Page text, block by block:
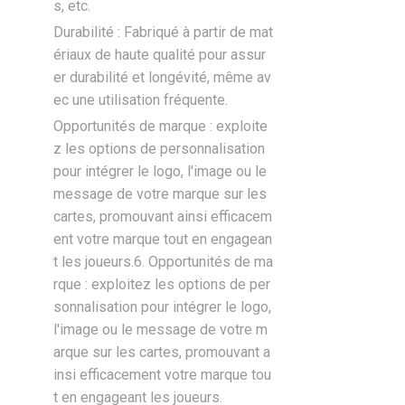
s, etc.
Durabilité : Fabriqué à partir de mat
ériaux de haute qualité pour assur
er durabilité et longévité, même av
ec une utilisation fréquente.
Opportunités de marque : exploite
z les options de personnalisation
pour intégrer le logo, l'image ou le
message de votre marque sur les
cartes, promouvant ainsi efficacem
ent votre marque tout en engagean
t les joueurs.6. Opportunités de ma
rque : exploitez les options de per
sonnalisation pour intégrer le logo,
l'image ou le message de votre m
arque sur les cartes, promouvant a
insi efficacement votre marque tou
t en engageant les joueurs.